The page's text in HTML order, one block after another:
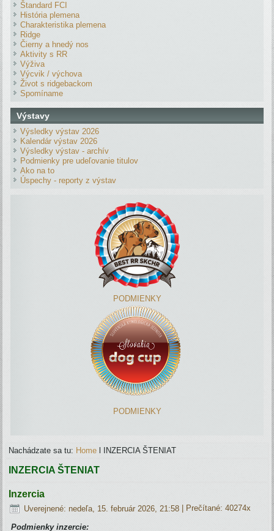
Štandard FCI
História plemena
Charakteristika plemena
Ridge
Čierny a hnedý nos
Aktivity s RR
Výživa
Výcvik / výchova
Život s ridgebackom
Spomíname
Výstavy
Výsledky výstav 2026
Kalendár výstav 2026
Výsledky výstav - archív
Podmienky pre udeľovanie titulov
Ako na to
Úspechy - reporty z výstav
PODMIENKY
PODMIENKY
Nachádzate sa tu: Home INZERCIA ŠTENIAT
INZERCIA ŠTENIAT
Inzercia
Uverejnené: nedeľa, 15. február 2026, 21:58 | Prečítané: 40274x
Podmienky inzercie: